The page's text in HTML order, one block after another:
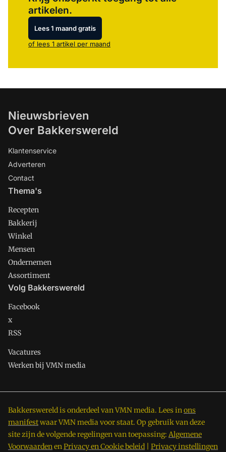
artikelen.
Lees 1 maand gratis
of lees 1 artikel per maand
Nieuwsbrieven
Over Bakkerswereld
Klantenservice
Adverteren
Contact
Thema's
Recepten
Bakkerij
Winkel
Mensen
Ondernemen
Assortiment
Volg Bakkerswereld
Facebook
x
RSS
Vacatures
Werken bij VMN media
Bakkerswereld is onderdeel van VMN media. Lees inons
manifestwaar VMN media voor staat. Op gebruik van deze
site zijn de volgende regelingen van toepassing: Algemene
VoorwaardenenPrivacy en Cookie beleid Privacy instellingen